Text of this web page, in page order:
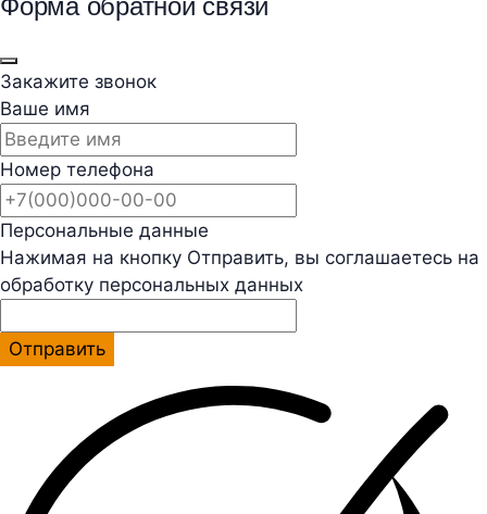
Форма обратной связи
Закажите звонок
Ваше имя
Номер телефона
Персональные данные
Нажимая на кнопку Отправить, вы соглашаетесь на
обработку персональных данных
Отправить